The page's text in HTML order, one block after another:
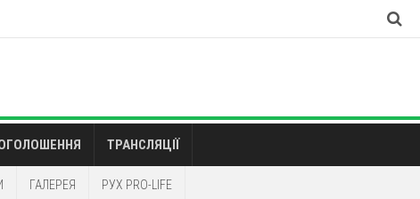
ТРАНСЛЯЦІЇ
ГАЛЕРЕЯ РУХ PRO-LIFE